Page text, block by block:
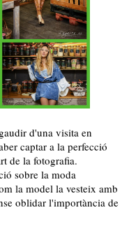
d'una visita en
captar a la perfecció
de la fotografia.
sobre la moda
la model la vesteix amb
oblidar l'importància de